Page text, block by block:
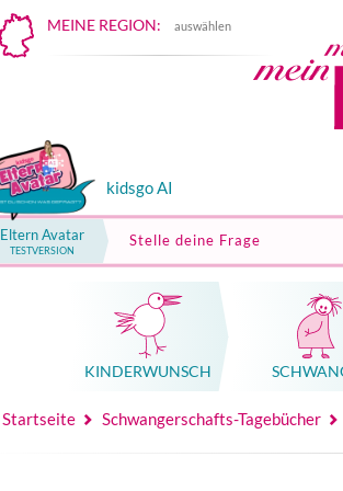
MEINE REGION: auswählen
kidsgo AI
Eltern Avatar
TESTVERSION
Stelle deine Frage
KINDER­WUNSCH
Startseite Schwangerschafts-Tagebücher